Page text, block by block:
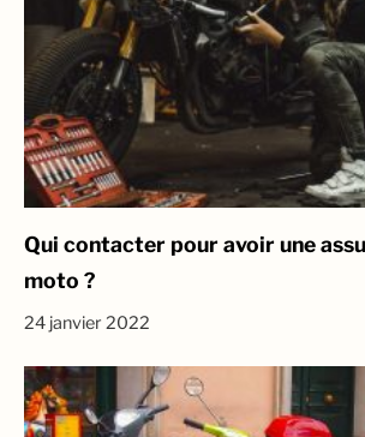
Qui contacter pour avoir une
moto ?
24 janvier 2022